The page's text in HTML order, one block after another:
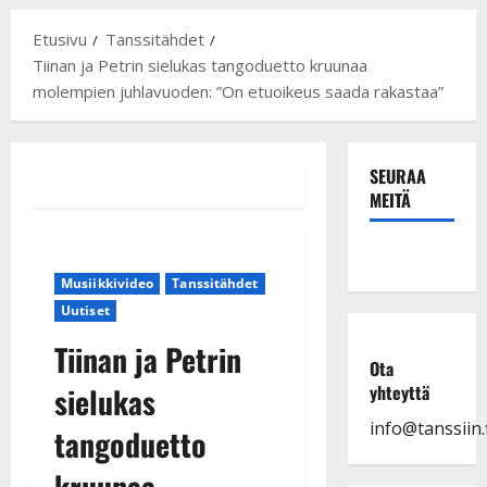
Etusivu
Tanssitähdet
Tiinan ja Petrin sielukas tangoduetto kruunaa
molempien juhlavuoden: ”On etuoikeus saada rakastaa”
Musiikkivideo
Tanssitähdet
Uutiset
Tiinan ja Petrin
sielukas
tangoduetto
SEURAA
MEITÄ
Ota
yhteyttä